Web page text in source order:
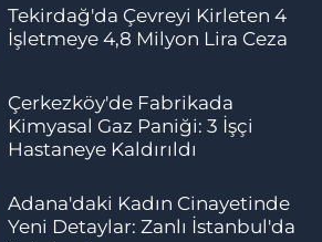
Tekirdağ'da Çevreyi Kirleten 4
İşletmeye 4,8 Milyon Lira Ceza
Çerkezköy'de Fabrikada
Kimyasal Gaz Paniği: 3 İşçi
Hastaneye Kaldırıldı
Adana'daki Kadın Cinayetinde
Yeni Detaylar: Zanlı İstanbul'da